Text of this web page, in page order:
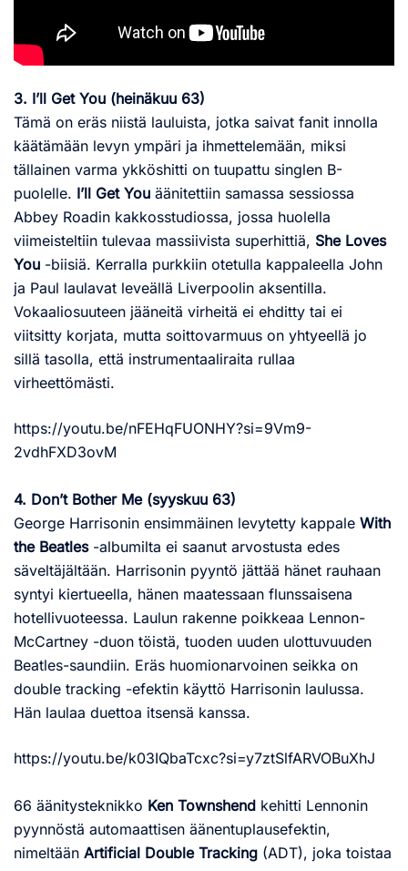
3. I’ll Get You (heinäkuu 63)
Tämä on eräs niistä lauluista, jotka saivat fanit innolla
käätämään levyn ympäri ja ihmettelemään, miksi
tällainen varma ykköshitti on tuupattu singlen B-
puolelle. I’ll Get You äänitettiin samassa sessiossa
Abbey Roadin kakkosstudiossa, jossa huolella
viimeisteltiin tulevaa massiivista superhittiä, She Loves
You -biisiä. Kerralla purkkiin otetulla kappaleella John
ja Paul laulavat leveällä Liverpoolin aksentilla.
Vokaaliosuuteen jääneitä virheitä ei ehditty tai ei
viitsitty korjata, mutta soittovarmuus on yhtyeellä jo
sillä tasolla, että instrumentaaliraita rullaa
virheettömästi.
https://youtu.be/nFEHqFUONHY?si=9Vm9-
2vdhFXD3ovM
4. Don’t Bother Me (syyskuu 63)
George Harrisonin ensimmäinen levytetty kappale With
the Beatles-albumilta ei saanut arvostusta edes
säveltäjältään. Harrisonin pyyntö jättää hänet rauhaan
syntyi kiertueella, hänen maatessaan flunssaisena
hotellivuoteessa. Laulun rakenne poikkeaa Lennon-
McCartney -duon töistä, tuoden uuden ulottuvuuden
Beatles-saundiin. Eräs huomionarvoinen seikka on
double tracking -efektin käyttö Harrisonin laulussa.
Hän laulaa duettoa itsensä kanssa.
https://youtu.be/k03IQbaTcxc?si=y7ztSlfARVOBuXhJ
66 äänitysteknikko Ken Townshend kehitti Lennonin
pyynnöstä automaattisen äänentuplausefektin,
nimeltään Artificial Double Tracking (ADT), joka toistaa